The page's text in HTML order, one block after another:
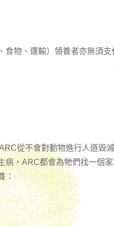
物、運輸）領養者亦無須支
從不會對動物進行人道毀滅
，ARC都會為牠們找一個家
：